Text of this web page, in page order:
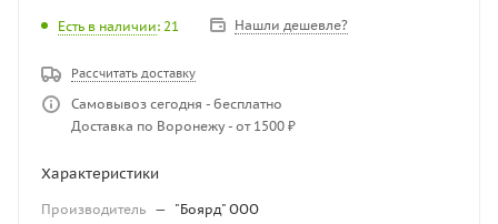
Есть в наличии: 21 Нашли дешевле?
Рассчитать доставку
Самовывоз сегодня - бесплатно
Доставка по Воронежу - от 1500 ₽
Характеристики
Производитель — "Боярд" ООО